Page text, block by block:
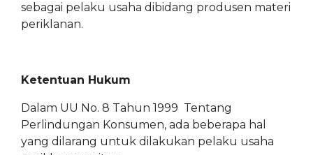
sebagai pelaku usaha dibidang produsen materi
periklanan.
Ketentuan Hukum
Dalam UU No. 8 Tahun 1999 Tentang
Perlindungan Konsumen, ada beberapa hal
yang dilarang untuk dilakukan pelaku usaha